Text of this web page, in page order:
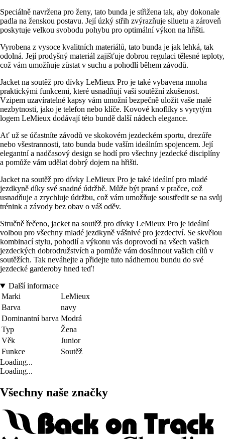
Speciálně navržena pro ženy, tato bunda je střižena tak, aby dokonale
padla na ženskou postavu. Její úzký střih zvýrazňuje siluetu a zároveň
poskytuje velkou svobodu pohybu pro optimální výkon na hřišti.
Vyrobena z vysoce kvalitních materiálů, tato bunda je jak lehká, tak
odolná. Její prodyšný materiál zajišťuje dobrou regulaci tělesné teploty,
což vám umožňuje zůstat v suchu a pohodlí během závodů.
Jacket na soutěž pro dívky LeMieux Pro je také vybavena mnoha
praktickými funkcemi, které usnadňují vaši soutěžní zkušenost.
Vzipem uzavíratelné kapsy vám umožní bezpečně uložit vaše malé
nezbytnosti, jako je telefon nebo klíče. Kovové knoflíky s vyrytým
logem LeMieux dodávají této bundě další nádech elegance.
Ať už se účastníte závodů ve skokovém jezdeckém sportu, drezúře
nebo všestrannosti, tato bunda bude vaším ideálním spojencem. Její
elegantní a nadčasový design se hodí pro všechny jezdecké disciplíny
a pomůže vám udělat dobrý dojem na hřišti.
Jacket na soutěž pro dívky LeMieux Pro je také ideální pro mladé
jezdkyně díky své snadné údržbě. Může být praná v pračce, což
usnadňuje a zrychluje údržbu, což vám umožňuje soustředit se na svůj
trénink a závody bez obav o váš oděv.
Stručně řečeno, jacket na soutěž pro dívky LeMieux Pro je ideální
volbou pro všechny mladé jezdkyně vášnivé pro jezdectví. Se skvělou
kombinací stylu, pohodlí a výkonu vás doprovodí na všech vašich
jezdeckých dobrodružstvích a pomůže vám dosáhnout vašich cílů v
soutěžích. Tak neváhejte a přidejte tuto nádhernou bundu do své
jezdecké garderoby hned teď!
Další informace
Marki
LeMieux
Barva
navy
Dominantní barva Modrá
Typ
Žena
Věk
Junior
Funkce
Soutěž
Loading...
Loading...
Všechny naše značky